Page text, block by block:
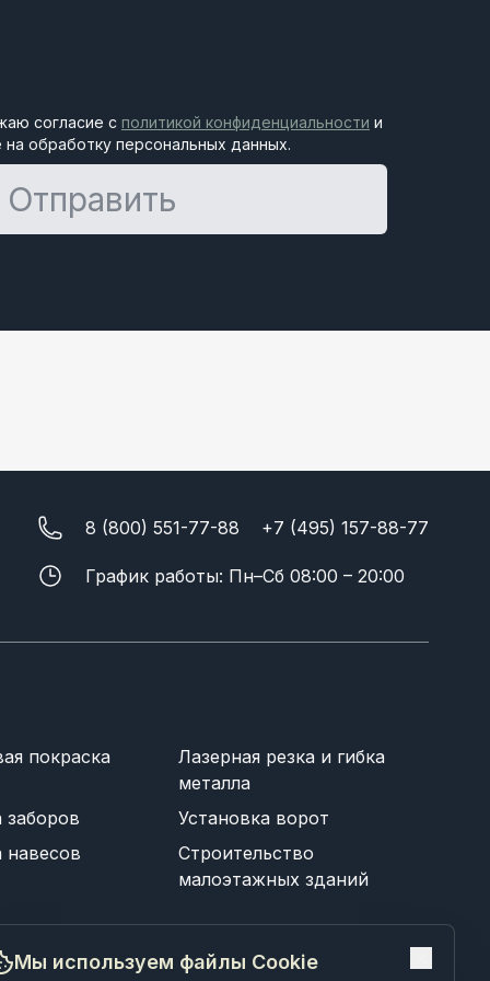
согласие с политикой конфиденциальности и
обработку персональных данных.
Отправить
8 (800) 551-77-88 +7 (495) 157-88-77
График работы: Пн–Сб 08:00 – 20:00
покраска
Лазерная резка и гибка
металла
заборов
Установка ворот
навесов
Строительство
малоэтажных зданий
Мы используем файлы Cookie